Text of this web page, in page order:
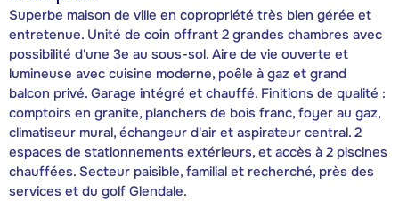
Superbe maison de ville en copropriété très bien gérée et
entretenue. Unité de coin offrant 2 grandes chambres avec
possibilité d'une 3e au sous-sol. Aire de vie ouverte et
lumineuse avec cuisine moderne, poêle à gaz et grand
balcon privé. Garage intégré et chauffé. Finitions de qualité :
comptoirs en granite, planchers de bois franc, foyer au gaz,
climatiseur mural, échangeur d'air et aspirateur central. 2
espaces de stationnements extérieurs, et accès à 2 piscines
chauffées. Secteur paisible, familial et recherché, près des
services et du golf Glendale.